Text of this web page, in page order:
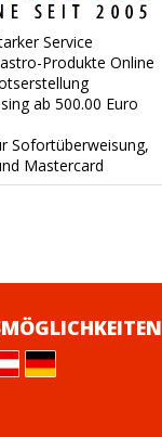
Service
Produkte Online
ab 500.00 Euro
Sofortüberweisung,
Mastercard